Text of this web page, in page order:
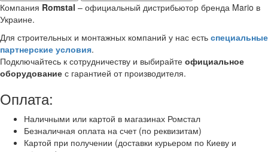
Компания Romstal – официальный дистрибьютор бренда Mario в
Украине.
Для строительных и монтажных компаний у нас есть специальные
партнерские условия.
Подключайтесь к сотрудничеству и выбирайте официальное
оборудование с гарантией от производителя.
Оплата:
Наличными или картой в магазинах Ромстал
Безналичная оплата на счет (по реквизитам)
Картой при получении (доставки курьером по Киеву и